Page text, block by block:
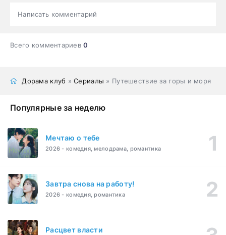
Написать комментарий
Всего комментариев0
Дорама клуб »Сериалы » Путешествие за горы и моря
Популярные за неделю
Мечтаю о тебе
2026 - комедия, мелодрама, романтика
Завтра снова на работу!
2026 - комедия, романтика
Расцвет власти